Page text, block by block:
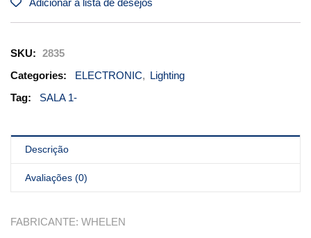
Adicionar à lista de desejos
SKU: 2835
Categories:
ELECTRONIC, Lighting
Tag:
SALA 1-
Descrição
Avaliações (0)
FABRICANTE: WHELEN